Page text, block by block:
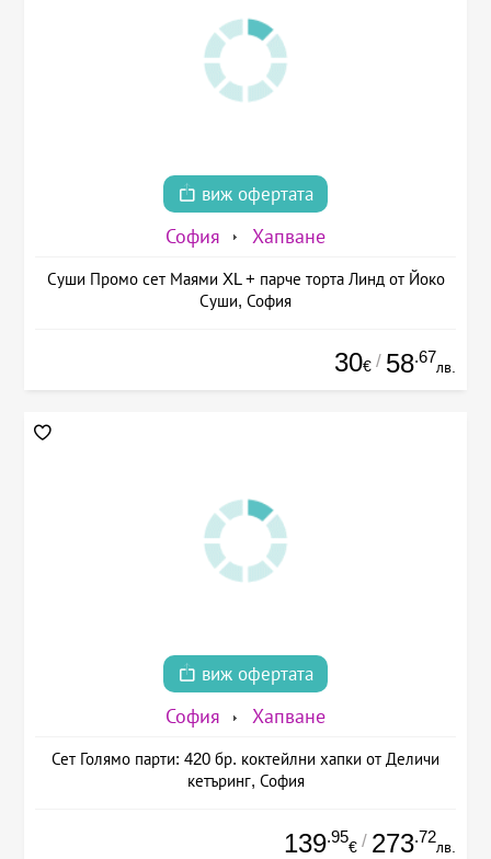
виж офертата
София Хапване
Суши Промо сет Маями XL + парче торта Линд от Йоко
Суши, София
30€ / 58.67
лв.
виж офертата
София Хапване
Сет Голямо парти: 420 бр. коктейлни хапки от Деличи
кетъринг, София
139.95
€ / 273.72
лв.